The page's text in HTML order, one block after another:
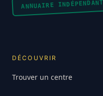
ANNUAIRE INDÉPENDANT
DÉCOUVRIR
Trouver un centre